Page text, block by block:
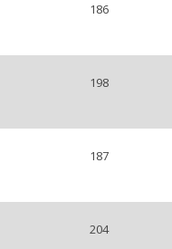
186
198
187
204